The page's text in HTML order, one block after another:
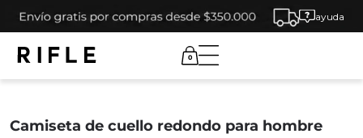
ayuda
0
Camiseta de cuello redondo para hombre